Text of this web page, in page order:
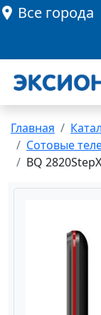
Все города
Главная
Сотовые
BQ